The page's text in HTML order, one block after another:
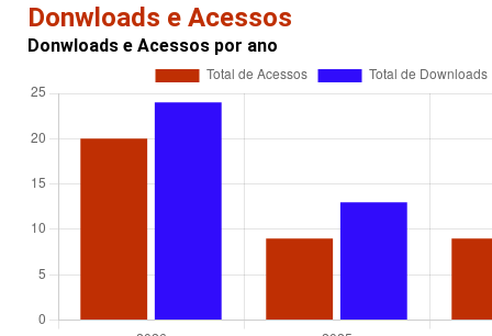
Donwloads e Acessos
Donwloads e Acessos por ano